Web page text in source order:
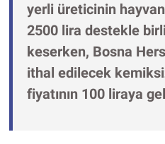
yerli üreticinin
2500 lira destekle
keserken, Bosna
ithal edilecek
fiyatının 100 liraya